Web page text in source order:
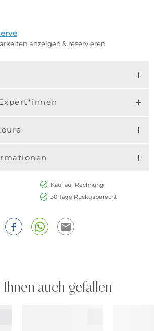
anzeigen & reservieren
Kauf auf Rechnung
30 Tage Rückgaberecht
auch gefallen